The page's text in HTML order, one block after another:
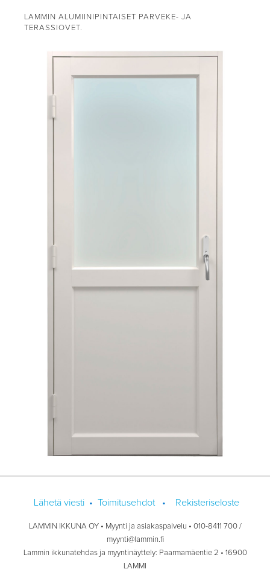
LAMMIN ALUMIINIPINTAISET PARVEKE- JA
TERASSIOVET.
Lähetä viesti• Toimitusehdot• Rekisteriseloste
LAMMIN IKKUNA OY • Myynti ja asiakaspalvelu • 010-8411 700 /
myynti@lammin.fi
Lammin ikkunatehdas ja myyntinäyttely: Paarmamäentie 2 • 16900
LAMMI